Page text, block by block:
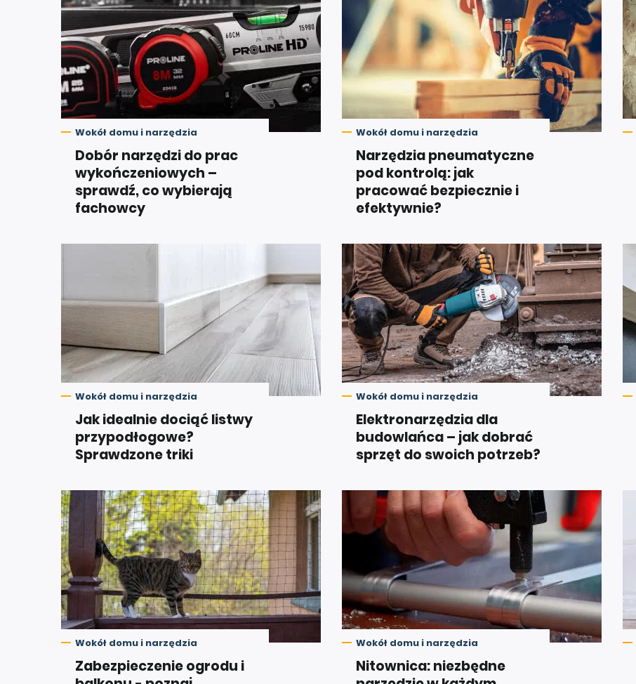
Wokół domu i narzędzia
Dobór narzędzi do prac
wykończeniowych –
sprawdź, co wybierają
fachowcy
Wokół domu i narzędzia
Narzędzia pneumatyczne
pod kontrolą: jak
pracować bezpiecznie i
efektywnie?
Wokół domu i narzędzia
Jak idealnie dociąć listwy
przypodłogowe?
Sprawdzone triki
Wokół domu i narzędzia
Elektronarzędzia dla
budowlańca – jak dobrać
sprzęt do swoich potrzeb?
Wokół domu i narzędzia
Zabezpieczenie ogrodu i
Wokół domu i narzędzia
Nitownica: niezbędne